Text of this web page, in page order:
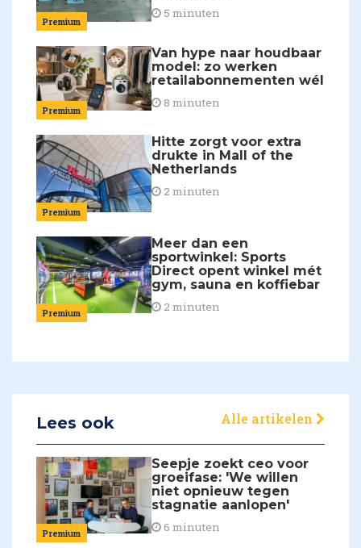
Premium
5 minuten
Premium
Van hype naar houdbaar
model: zo werken
retailabonnementen wél
8 minuten
Premium
Hitte zorgt voor extra
drukte in Mall of the
Netherlands
2 minuten
Premium
Meer dan een
sportwinkel: Sports
Direct opent winkel mét
gym, sauna en koffiebar
2 minuten
Lees ook Alle artikelen
Premium
Seepje zoekt ceo voor
groeifase: 'We willen
niet opnieuw tegen
stagnatie aanlopen'
6 minuten